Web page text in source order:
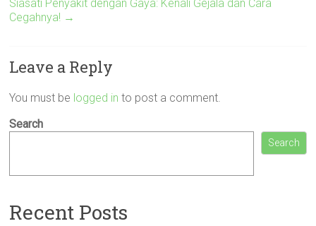
Siasati Penyakit dengan Gaya: Kenali Gejala dan Cara
Cegahnya! →
Leave a Reply
You must be logged in to post a comment.
Search
Search
Recent Posts